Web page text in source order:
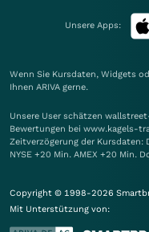
Unsere Apps:
Wenn Sie Kursdaten, Widgets
Ihnen ARIVA gerne.
Unsere User schätzen
Bewertungen bei www.kagels-
Zeitverzögerung der Kursdaten:
NYSE +20 Min. AMEX +20 Min.
Copyright © 1998-2026
Mit Unterstützung von: